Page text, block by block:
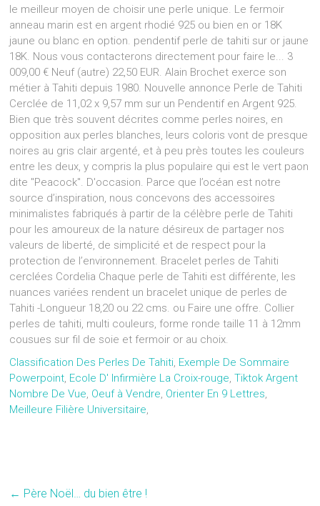
le meilleur moyen de choisir une perle unique. Le fermoir
anneau marin est en argent rhodié 925 ou bien en or 18K
jaune ou blanc en option. pendentif perle de tahiti sur or jaune
18K. Nous vous contacterons directement pour faire le... 3
009,00 € Neuf (autre) 22,50 EUR. Alain Brochet exerce son
métier à Tahiti depuis 1980. Nouvelle annonce Perle de Tahiti
Cerclée de 11,02 x 9,57 mm sur un Pendentif en Argent 925.
Bien que très souvent décrites comme perles noires, en
opposition aux perles blanches, leurs coloris vont de presque
noires au gris clair argenté, et à peu près toutes les couleurs
entre les deux, y compris la plus populaire qui est le vert paon
dite "Peacock". D'occasion. Parce que l’océan est notre
source d’inspiration, nous concevons des accessoires
minimalistes fabriqués à partir de la célèbre perle de Tahiti
pour les amoureux de la nature désireux de partager nos
valeurs de liberté, de simplicité et de respect pour la
protection de l’environnement. Bracelet perles de Tahiti
cerclées Cordelia Chaque perle de Tahiti est différente, les
nuances variées rendent un bracelet unique de perles de
Tahiti -Longueur 18,20 ou 22 cms. ou Faire une offre. Collier
perles de tahiti, multi couleurs, forme ronde taille 11 à 12mm
cousues sur fil de soie et fermoir or au choix.
Classification Des Perles De Tahiti, Exemple De Sommaire
Powerpoint, Ecole D' Infirmière La Croix-rouge,Tiktok Argent
Nombre De Vue, Oeuf à Vendre, Orienter En 9 Lettres,
Meilleure Filière Universitaire,
← Père Noël… du bien être !